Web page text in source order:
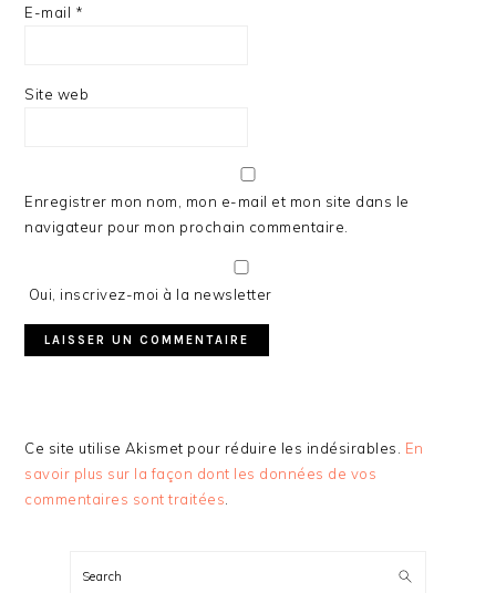
E-mail *
Site web
Enregistrer mon nom, mon e-mail et mon site dans le
navigateur pour mon prochain commentaire.
Oui, inscrivez-moi à la newsletter
Ce site utilise Akismet pour réduire les indésirables. En
savoir plus sur la façon dont les données de vos
commentaires sont traitées
LATÉRALE
Search